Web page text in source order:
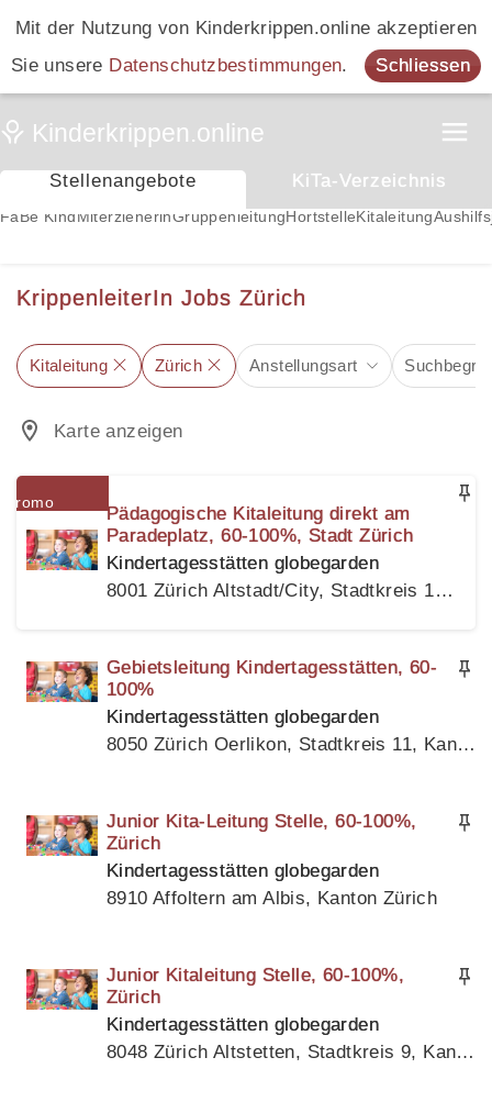
Mit der Nutzung von Kinderkrippen.online akzeptieren
Sie unsere Datenschutzbestimmungen. Schliessen
Stellenangebote KiTa-Verzeichnis
FaBe Kind MiterzieherinGruppenleitung Hortstelle Kitaleitung
KrippenleiterIn Jobs Zürich
Kitaleitung Zürich Anstellungsart Suchbegriff
Karte anzeigen
Pädagogische Kitaleitung direkt am
Paradeplatz, 60-100%, Stadt Zürich
Kindertagesstätten globegarden
8001 Zürich Altstadt/City, Stadtkreis 1, Kanton Zürich
Gebietsleitung Kindertagesstätten, 60-
100%
Kindertagesstätten globegarden
8050 Zürich Oerlikon, Stadtkreis 11, Kanton Zürich
Junior Kita-Leitung Stelle, 60-100%,
Zürich
Kindertagesstätten globegarden
8910 Affoltern am Albis, Kanton Zürich
Junior Kitaleitung Stelle, 60-100%,
Zürich
Kindertagesstätten globegarden
8048 Zürich Altstetten, Stadtkreis 9, Kanton Zürich